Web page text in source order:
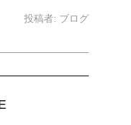
投稿者: ブログ